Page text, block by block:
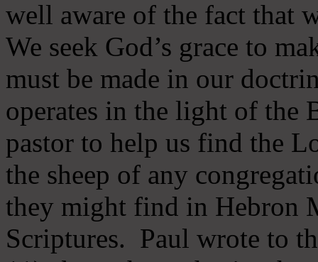
well aware of the fact that
We seek God’s grace to
must be made in our
operates in the light of the
pastor to help us find the
the sheep of any
they might find in Hebron
Scriptures. Paul wrote to